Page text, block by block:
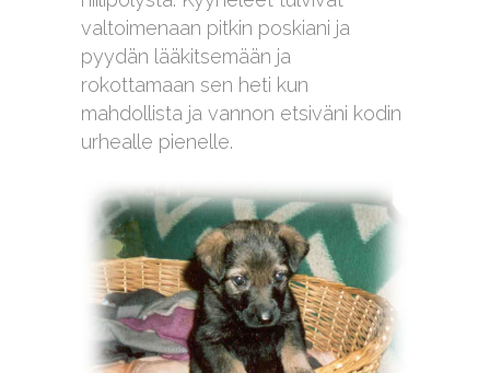
valtoimenaan pitkin poskiani ja
pyydän lääkitsemään ja
rokottamaan sen heti kun
mahdollista ja vannon etsiväni kodin
urhealle pienelle.